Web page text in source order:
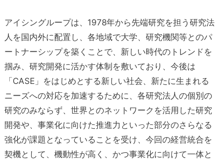
アイシングループは、1978年から先端研究を担う研究法
人を国内外に配置し、各地域で大学、研究機関等とのパ
ートナーシップを築くことで、新しい時代のトレンドを
掴み、研究開発に活かす体制を敷いており、今後は
「CASE」をはじめとする新しい社会、新たに生まれる
ニーズへの対応を加速するために、各研究法人の個別の
研究のみならず、世界とのネットワークを活用した研究
開発や、事業化に向けた推進力といった部分のさらなる
強化が課題となっていることを受け、今回の経営統合を
契機として、機動性が高く、かつ事業化に向けて一体と